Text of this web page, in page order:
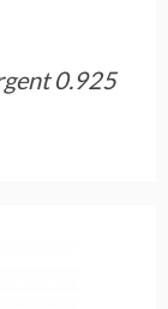
0.925